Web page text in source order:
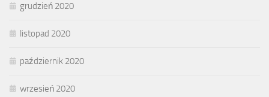
grudzień 2020
listopad 2020
październik 2020
wrzesień 2020